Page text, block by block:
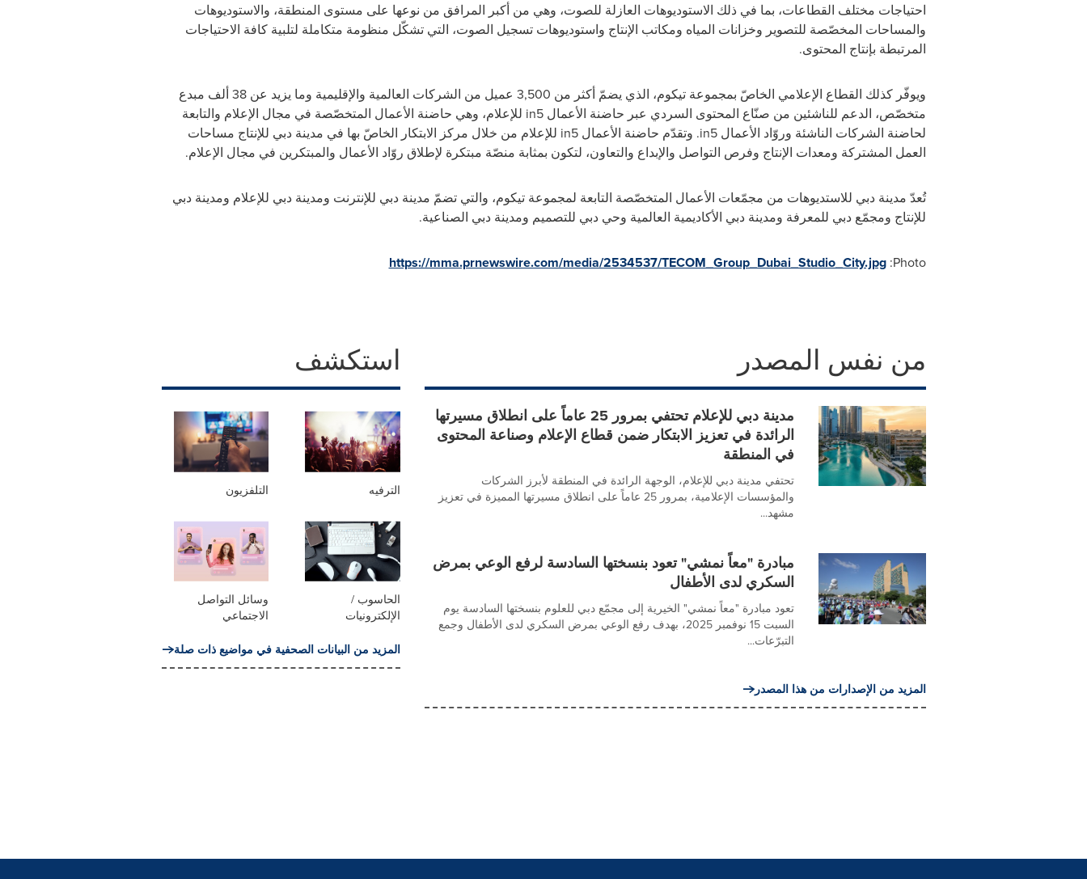
احتياجات مختلف القطاعات، بما في ذلك الاستوديوهات العازلة للصوت، وهي من أكبر المرافق من نوعها على مستوى المنطقة، والاستوديوهات
والمساحات المخصّصة للتصوير وخزانات المياه ومكاتب الإنتاج واستوديوهات تسجيل الصوت، التي تشكّل منظومة متكاملة لتلبية كافة الاحتياجات
المرتبطة بإنتاج المحتوى.
ويوفّر كذلك القطاع الإعلامي الخاصّ بمجموعة تيكوم، الذي يضمّ أكثر من 3,500 عميل من الشركات العالمية والإقليمية وما يزيد عن 38 ألف مبدع
متخصّص، الدعم للناشئين من صنّاع المحتوى السردي عبر حاضنة الأعمالin5 للإعلام، وهي حاضنة الأعمال المتخصّصة في مجال الإعلام والتابعة
لحاضنة الشركات الناشئة وروّاد الأعمال in5. وتقدّم حاضنة الأعمالin5 للإعلام من خلال مركز الابتكار الخاصّ بها في مدينة دبي للإنتاج مساحات
العمل المشتركة ومعدات الإنتاج وفرص التواصل والإبداع والتعاون، لتكون بمثابة منصّة مبتكرة لإطلاق روّاد الأعمال والمبتكرين في مجال الإعلام.
تُعدّ مدينة دبي للاستديوهات من مجمّعات الأعمال المتخصّصة التابعة لمجموعة تيكوم، والتي تضمّ مدينة دبي للإنترنت ومدينة دبي للإعلام ومدينة دبي
للإنتاج ومجمّع دبي للمعرفة ومدينة دبي الأكاديمية العالمية وحي دبي للتصميم ومدينة دبي الصناعية.
Photo:
https://mma.prnewswire.com/media/2534537/TECOM_Group_Dubai_Studio_City.jpg
من نفس المصدر
مدينة دبي للإعلام تحتفي بمرور 25 عاماً على انطلاق مسيرتها
الرائدة في تعزيز الابتكار ضمن قطاع الإعلام وصناعة المحتوى
في المنطقة
تحتفي مدينة دبي للإعلام، الوجهة الرائدة في المنطقة لأبرز الشركات
والمؤسسات الإعلامية، بمرور 25 عاماً على انطلاق مسيرتها المميزة في تعزيز
مشهد...
مبادرة "معاً نمشي" تعود بنسختها السادسة لرفع الوعي بمرض
السكري لدى الأطفال
تعود مبادرة "معاً نمشي" الخيرية إلى مجمّع دبي للعلوم بنسختها السادسة يوم
السبت 15 نوفمبر 2025، بهدف رفع الوعي بمرض السكري لدى الأطفال وجمع
التبرّعات...
المزيد من الإصدارات من هذا المصدر
استكشف
الترفيه التلفزيون
الحاسوب /
الإلكترونيات
وسائل التواصل
الاجتماعي
المزيد من البيانات الصحفية في مواضيع ذات صلة